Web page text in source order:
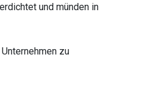
und münden in
zu